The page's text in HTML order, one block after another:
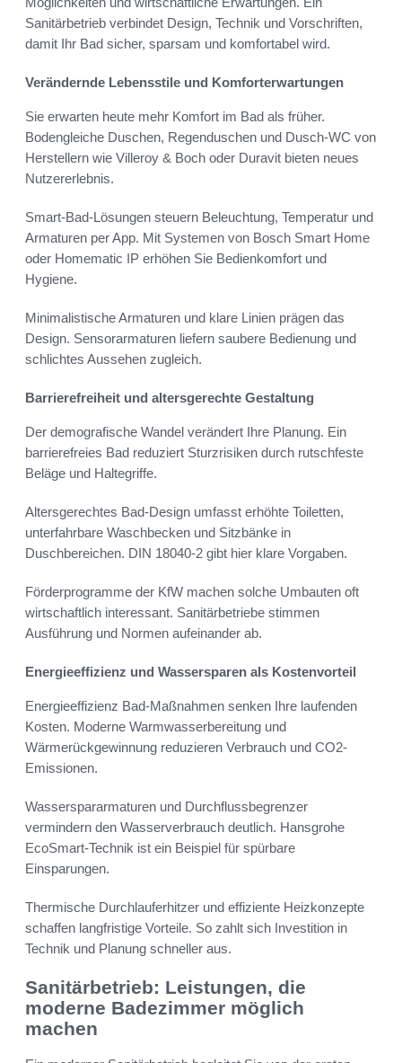
Sanitärbetrieb verbindet Design, Technik und Vorschriften,
damit Ihr Bad sicher, sparsam und komfortabel wird.
Verändernde Lebensstile und Komforterwartungen
Sie erwarten heute mehr Komfort im Bad als früher.
Bodengleiche Duschen, Regenduschen und Dusch-WC von
Herstellern wie Villeroy & Boch oder Duravit bieten neues
Nutzererlebnis.
Smart-Bad-Lösungen steuern Beleuchtung, Temperatur und
Armaturen per App. Mit Systemen von Bosch Smart Home
oder Homematic IP erhöhen Sie Bedienkomfort und
Hygiene.
Minimalistische Armaturen und klare Linien prägen das
Design. Sensorarmaturen liefern saubere Bedienung und
schlichtes Aussehen zugleich.
Barrierefreiheit und altersgerechte Gestaltung
Der demografische Wandel verändert Ihre Planung. Ein
barrierefreies Bad reduziert Sturzrisiken durch rutschfeste
Beläge und Haltegriffe.
Altersgerechtes Bad-Design umfasst erhöhte Toiletten,
unterfahrbare Waschbecken und Sitzbänke in
Duschbereichen. DIN 18040-2 gibt hier klare Vorgaben.
Förderprogramme der KfW machen solche Umbauten oft
wirtschaftlich interessant. Sanitärbetriebe stimmen
Ausführung und Normen aufeinander ab.
Energieeffizienz und Wassersparen als Kostenvorteil
Energieeffizienz Bad-Maßnahmen senken Ihre laufenden
Kosten. Moderne Warmwasserbereitung und
Wärmerückgewinnung reduzieren Verbrauch und CO2-
Emissionen.
Wasserspararmaturen und Durchflussbegrenzer
vermindern den Wasserverbrauch deutlich. Hansgrohe
EcoSmart-Technik ist ein Beispiel für spürbare
Einsparungen.
Thermische Durchlauferhitzer und effiziente Heizkonzepte
schaffen langfristige Vorteile. So zahlt sich Investition in
Technik und Planung schneller aus.
Sanitärbetrieb: Leistungen, die
moderne Badezimmer möglich
machen